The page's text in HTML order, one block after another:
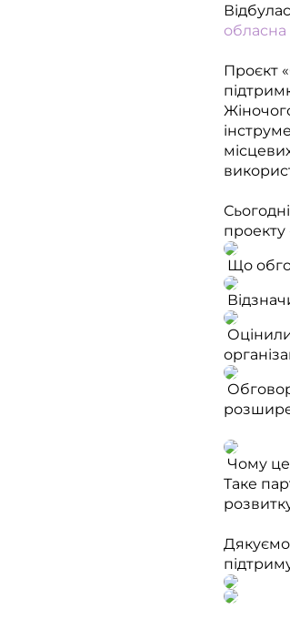
обласна
Проєкт
проекту
Що
Чому
Таке